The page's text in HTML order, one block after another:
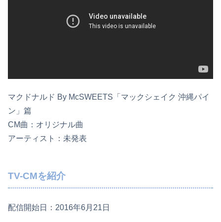
マクドナルド By McSWEETS「マックシェイク 沖縄パイ
ン」篇
CM曲：オリジナル曲
アーティスト：未発表
TV-CMを紹介
配信開始日：2016年6月21日